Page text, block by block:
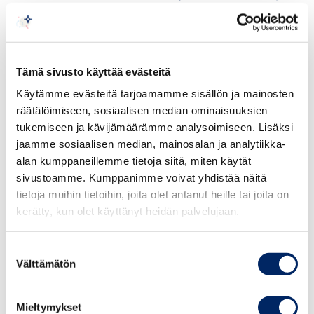
Tämä sivusto käyttää evästeitä
Käytämme evästeitä tarjoamamme sisällön ja mainosten
räätälöimiseen, sosiaalisen median ominaisuuksien
tukemiseen ja kävijämäärämme analysoimiseen. Lisäksi
jaamme sosiaalisen median, mainosalan ja analytiikka-
alan kumppaneillemme tietoja siitä, miten käytät
sivustoamme. Kumppanimme voivat yhdistää näitä
tietoja muihin tietoihin, joita olet antanut heille tai joita on
kerätty, kun olet käyttänyt heidän palvelujaan.
valinta
Välttämätön
Mieltymykset
koskevat periaatteet
Mainonnan eettisen neuvoston hyvää markkinointitapaa
koskevien periaatteiden 1 kohdan mukaan mainos on
käytetään katseenvangitsijana tai seksiobjektina ja
sukupuolta käytetään alentavalla, väheksyvällä tai
halventavalla tavalla; naista tai miestä käytetään
seksiobjektina tai asiattomasti katseenvangitsijana eikä
sillä ole mainostettavan tuotteen tai palvelun kanssa
mitään tekemistä; tai mainoksessa on seksuaalisia
vihjailuja tahi lupauksia, joilla ei ole mainostettavan
tuotteen kanssa mitään tekemistä.
Periaatteiden 2 kohdan mukaan mainos on hyvän
vihjataan, että toisen sukupuolen asema on sosiaalisesti,